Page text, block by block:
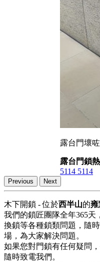
露台門壞
露台門鎖
5114 5114
Previous Next
木下開鎖 - 位於西半山的雍
我們的鎖匠團隊全年365天
換鎖等各種鎖類問題，隨
場，為大家解決問題。
如果您對門鎖有任何疑問
隨時致電我們。